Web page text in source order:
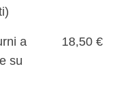
a
su
18,50 €